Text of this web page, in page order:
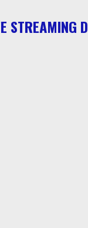
STREAMING